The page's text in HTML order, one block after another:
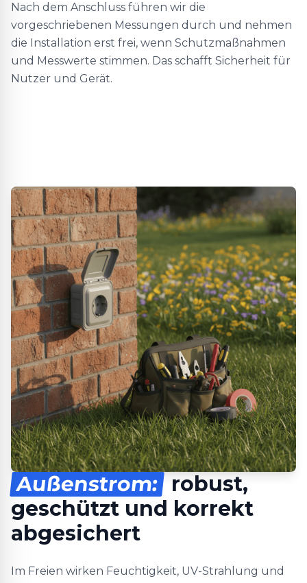
Nach dem Anschluss führen wir die
vorgeschriebenen Messungen durch und nehmen
die Installation erst frei, wenn Schutzmaßnahmen
und Messwerte stimmen. Das schafft Sicherheit für
Nutzer und Gerät.
Außenstrom: robust,
geschützt und korrekt
abgesichert
Im Freien wirken Feuchtigkeit, UV-Strahlung und